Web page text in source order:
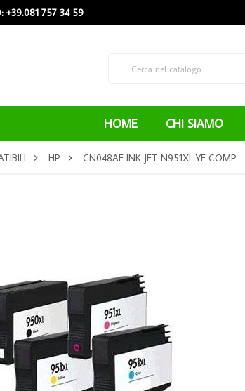
+39.081 757 34 59
HOME CHI SIAMO
 HP  CN048AE INK JET N951XL YE COMP